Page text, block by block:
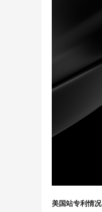
美国站专利情况